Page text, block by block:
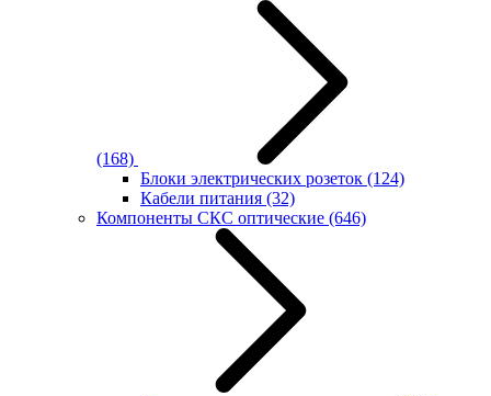
(168)
Блоки электрических розеток (124)
Кабели питания (32)
Компоненты СКС оптические (646)